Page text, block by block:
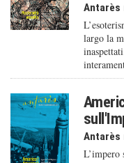
Antarès
largo la
Antarès
L’impero